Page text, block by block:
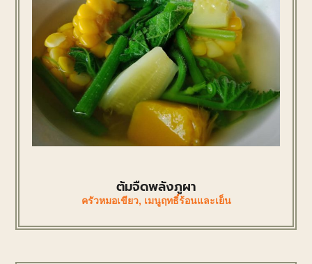
ต้มจืดพลังภูผา
ครัวหมอเขียว, เมนูฤทธิ์ร้อนและเย็น